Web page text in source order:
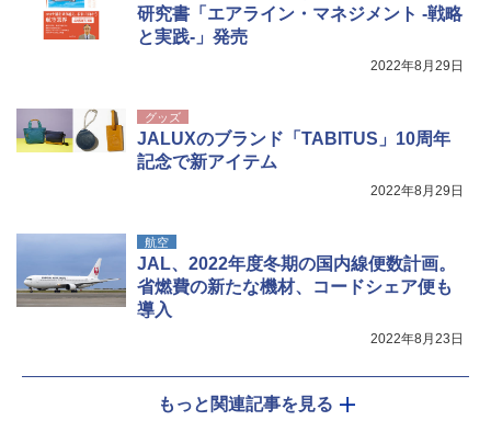
研究書「エアライン・マネジメント -戦略
と実践-」発売
2022年8月29日
グッズ
JALUXのブランド「TABITUS」10周年
記念で新アイテム
2022年8月29日
航空
JAL、2022年度冬期の国内線便数計画。
省燃費の新たな機材、コードシェア便も
導入
2022年8月23日
もっと関連記事を見る